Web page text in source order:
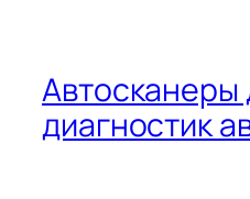
Автосканеры
диагностик